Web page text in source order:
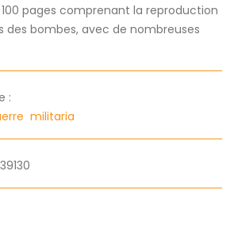
pages comprenant la reproduction
des bombes, avec de nombreuses
:
militaria